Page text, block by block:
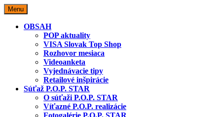
Skip
to
content
Menu
OBSAH
POP aktuality
VISA Slovak Top Shop
Rozhovor mesiaca
Videoanketa
Vyjednávacie tipy
Retailové inšpirácie
Súťaž P.O.P. STAR
O súťaži P.O.P. STAR
Víťazné P.O.P. realizácie
Fotogalérie P.O.P. STAR